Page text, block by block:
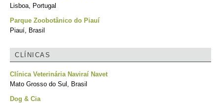
Lisboa, Portugal
Parque Zoobotânico do Piauí
Piauí, Brasil
CLÍNICAS
Clínica Veterinária Naviraí Navet
Mato Grosso do Sul, Brasil
Dog & Cia